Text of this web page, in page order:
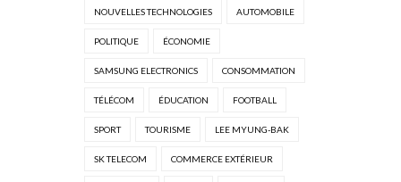
NOUVELLES TECHNOLOGIES AUTOMOBILE
POLITIQUE ÉCONOMIE
SAMSUNG ELECTRONICS CONSOMMATION
TÉLÉCOM ÉDUCATION FOOTBALL
SPORT TOURISME LEE MYUNG-BAK
SK TELECOM COMMERCE EXTÉRIEUR